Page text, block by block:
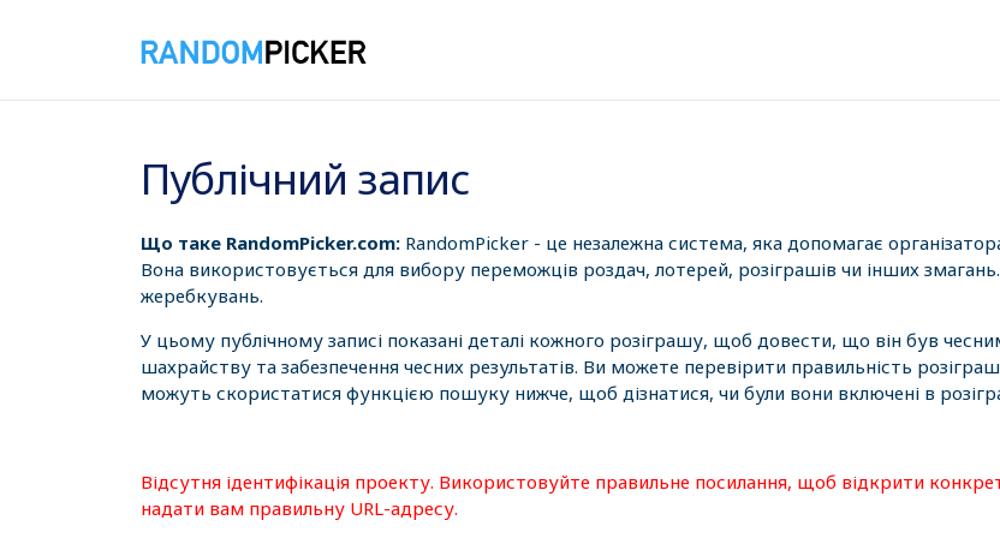
Публічний запис
Що таке RandomPicker.com: RandomPicker - це незалежна система, яка допомагає
Вона використовується для вибору переможців роздач, лотерей, розіграшів чи інших
жеребкувань.
У цьому публічному записі показані деталі кожного розіграшу, щоб довести, що він був
шахрайству та забезпечення чесних результатів. Ви можете перевірити правильність
можуть скористатися функцією пошуку нижче, щоб дізнатися, чи були вони включені в
Відсутня ідентифікація проекту. Використовуйте правильне посилання, щоб відкрити
надати вам правильну URL-адресу.